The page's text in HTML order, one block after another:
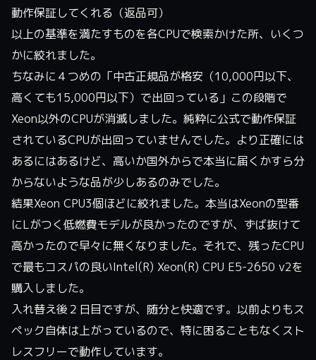
動作保証してくれる（返品可）
以上の基準を満たすものを各CPUで検索かけた所、いくつ
かに絞れました。
ちなみに４つめの「中古正規品が格安（10,000円以下、
高くても15,000円以下）で出回っている」この段階で
Xeon以外のCPUが消滅しました。純粋に公式で動作保証
されているCPUが出回っていませんでした。より正確には
あるにはあるけど、高いか国外からで本当に届くかすら分
からないような品が少しあるのみでした。
結果Xeon CPU3個ほどに絞れました。本当はXeonの型番
にLがつく低燃費モデルが良かったのですが、ずば抜けて
高かったので早々に無くなりました。それで、残ったCPU
で最もコスパの良いIntel(R) Xeon(R) CPU E5-2650 v2を
購入しました。
入れ替え後２日目ですが、随分と快適です。以前よりもス
ペック自体は上がっているので、特に困ることもなくスト
レスフリーで動作しています。